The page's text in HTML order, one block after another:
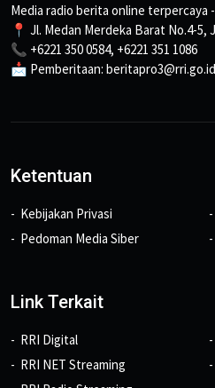
Media radio berita online terpercaya
📍 Jl. Medan Merdeka Barat No.4-5,
📞 +6221 350 0584, +6221 351 1086
📩 Pemberitaan: beritapro3@rri.go.id
Ketentuan
Kebijakan Privasi
Pedoman Media Siber
Link Terkait
RRI Digital
RRI NET Streaming